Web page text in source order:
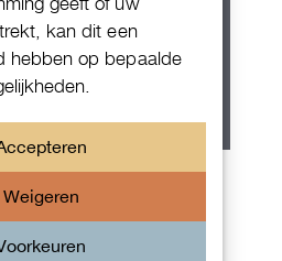
kan dit een
hebben op bepaalde
Weigeren
Annual Calendar